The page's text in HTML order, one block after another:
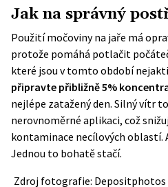
Jak na správný
Použití močoviny na jaře má
protože pomáhá potlačit
které jsou v tomto období
připravte přibližně 5%
nejlépe zatažený den. Silný vítr
nerovnoměrné aplikaci, což
kontaminace necílových oblastí.
Jednou to bohatě stačí.
Zdroj fotografie: Depositphotos